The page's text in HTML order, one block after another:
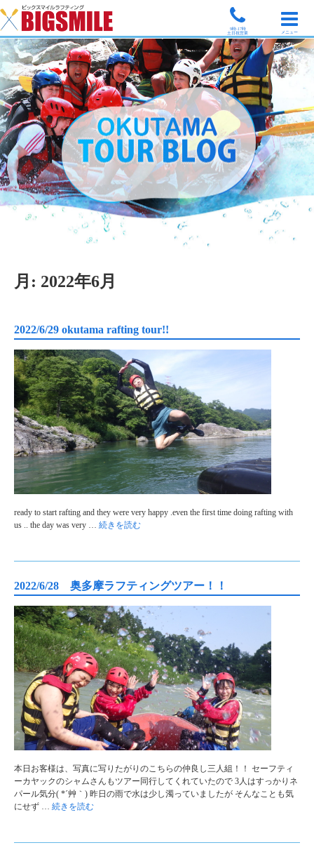
9時-17時
土日祝営業
メニュー
月: 2022年6月
2022/6/29 okutama rafting tour!!
ready to start rafting and they were very happy .even the first time doing rafting with
us .. the day was very … 続きを読む
2022/6/28 奥多摩ラフティングツアー！！
本日お客様は、写真に写りたがりのこちらの仲良し三人組！！ セーフティ
ーカヤックのシャムさんもツアー同行してくれていたので 3人はすっかりネ
パール気分( *´艸｀) 昨日の雨で水は少し濁っていましたが そんなことも気
にせず … 続きを読む